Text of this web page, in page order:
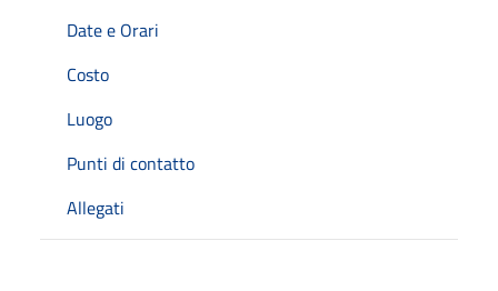
Date e Orari
Costo
Luogo
Punti di contatto
Allegati